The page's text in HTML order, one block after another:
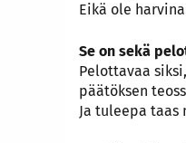
Eikä ole
Se on sekä
Pelottavaa
päätöksen
Ja tuleepa taas